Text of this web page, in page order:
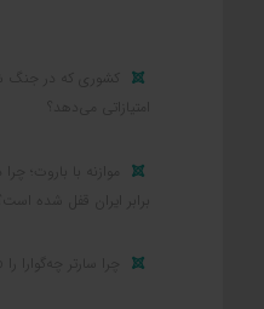
کشوری که در
امتیازاتی می‌دهد؟
موازنه با باروت؛
چرا سارتر چه‌گوارا